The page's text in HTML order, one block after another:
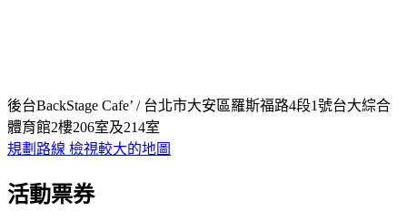
後台BackStage Cafe’ / 台北市大安區羅斯福路4段1號台大綜合
體育館2樓206室及214室
規劃路線 檢視較大的地圖
活動票券